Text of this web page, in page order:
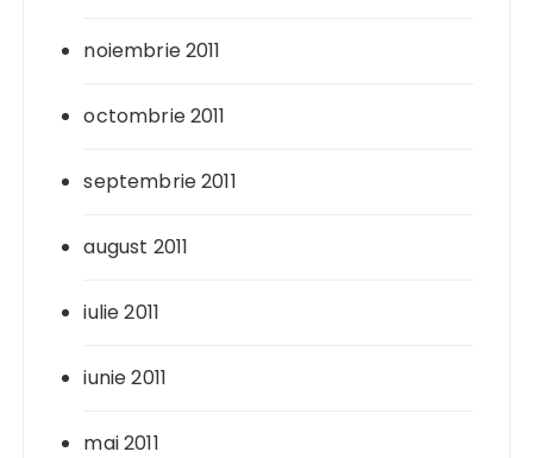
noiembrie 2011
octombrie 2011
septembrie 2011
august 2011
iulie 2011
iunie 2011
mai 2011